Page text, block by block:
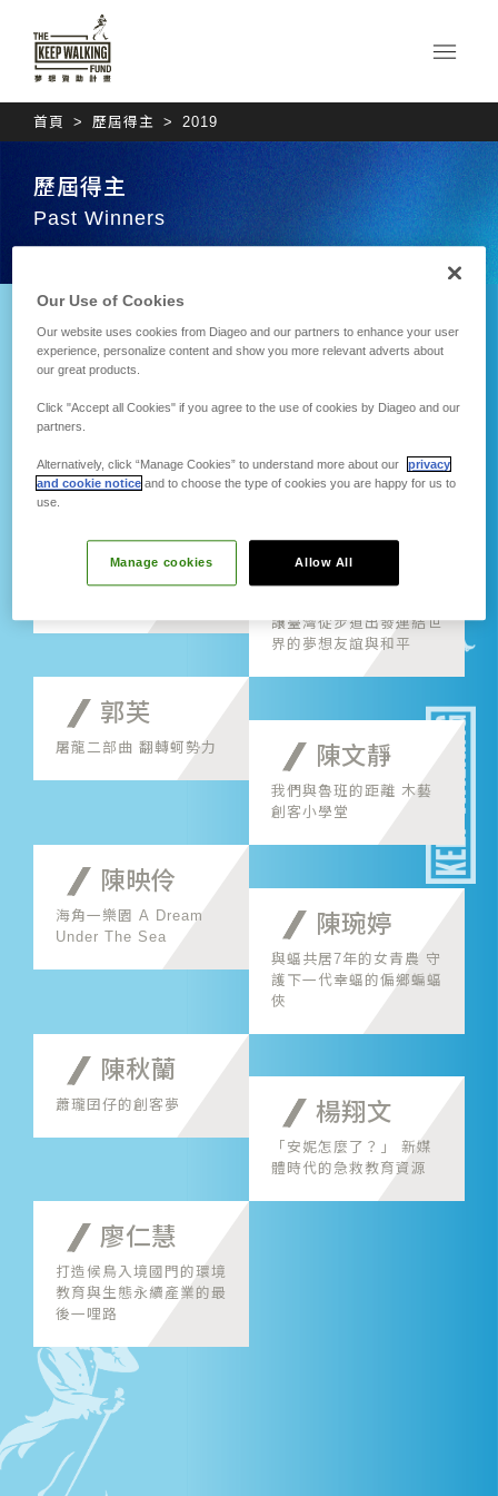
首頁 歷屆得主 2019
歷屆得主
Past Winners
吳君孝
規格化資料演算技術
吳俊德
轉捩點的行動深夜食堂
山海博崴服務平台 這一
份愛比山高比海深或面山
徐銘謙
讓臺灣從步道出發連結世
界的夢想友誼與和平
郭芙
屠龍二部曲 翻轉蚵勢力 陳文靜
我們與魯班的距離 木藝
創客小學堂
陳映伶
海角一樂園 A Dream
Under The Sea
陳琬婷
與蝠共居7年的女青農 守
護下一代幸蝠的偏鄉蝙蝠
俠
陳秋蘭
蕭瓏囝仔的創客夢 楊翔文
「安妮怎麼了？」 新媒
體時代的急救教育資源
廖仁慧
打造候鳥入境國門的環境
教育與生態永續產業的最
後一哩路
Our Use of Cookies
Our website uses cookies from Diageo and our partners to enhance your user
experience, personalize content and show you more relevant adverts about
our great products.
Click "Accept all Cookies" if you agree to the use of cookies by Diageo and our
partners.
Alternatively, click “Manage Cookies” to understand more about our
privacy
and cookie notice and to choose the type of cookies you are happy for us to
use.
Allow All
Manage cookies